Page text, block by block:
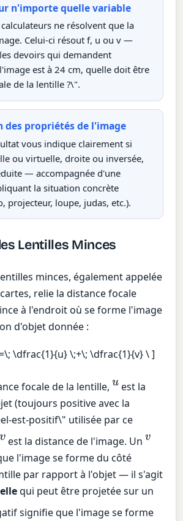
n'importe quelle variable
ne résolvent que la
Celui-ci résout f, u ou v —
devoirs qui demandent
est à 24 cm, quelle doit être
de la lentille ?\".
des propriétés de l'image
vous indique clairement si
ou virtuelle, droite ou inversée,
— accompagnée d'une
la situation concrète
projecteur, loupe, judas, etc.).
Lentilles Minces
minces, également appelée
relie la distance focale
à l'endroit où se forme l'image
d'objet donnée :
\dfrac{1}{u} \;+\; \dfrac{1}{v} \ ]
focale de la lentille, uest la
(toujours positive avec la
est-positif\" utilisée par ce
vest la distance de l'image. Un v
l'image se forme du côté
par rapport à l'objet — il s'agit
qui peut être projetée sur un
signifie que l'image se forme